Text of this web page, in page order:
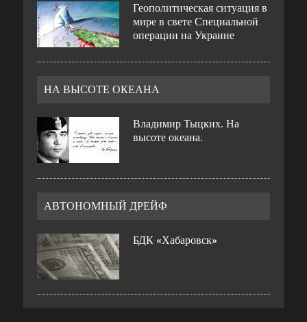
Геополитическая ситуация в
мире в свете Специальной
операции на Украине
НА ВЫСОТЕ ОКЕАНА
Владимир Тыцких. На
высоте океана.
АВТОНОМНЫЙ ДРЕЙФ
БДК «Хабаровск»